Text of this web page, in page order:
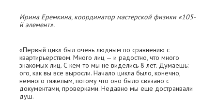
Ирина Еремкина, координатор мастерской физики «105-
й элемент».
«Первый цикл был очень людным по сравнению с
квартирьерством. Много лиц — и радостно, что много
знакомых лиц. С кем-то мы не виделись 8 лет. Думаешь:
ого, как вы все выросли. Начало цикла было, конечно,
немного тяжелым, потому что оно было связано с
документами, проверками. Недавно мы еще достраивали
душ.